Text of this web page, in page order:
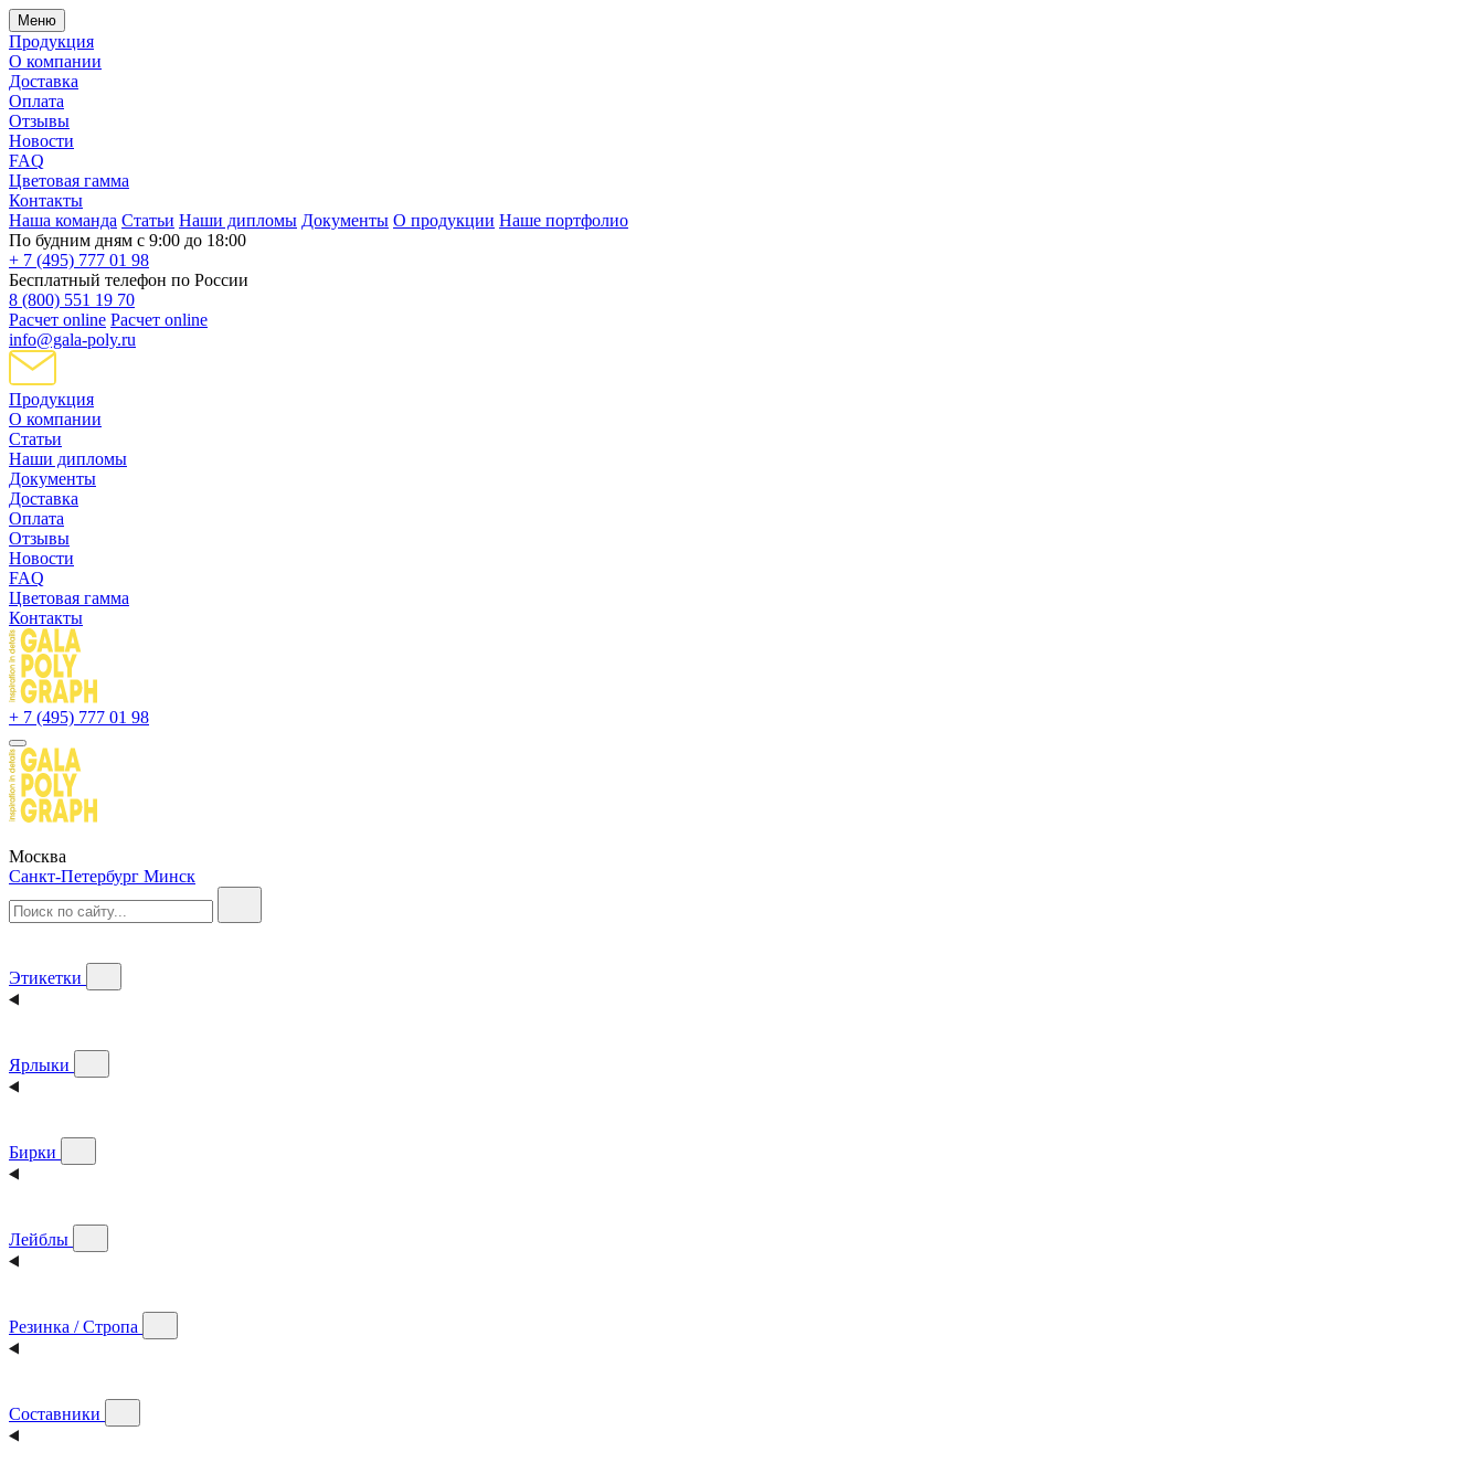
Меню
Продукция
О компании
Доставка
Оплата
Отзывы
Новости
FAQ
Цветовая гамма
Контакты
Наша команда Статьи Наши дипломы Документы О продукции Наше портфолио
По будним дням с 9:00 до 18:00
+ 7 (495) 777 01 98
Бесплатный телефон по России
8 (800) 551 19 70
Расчет online Расчет online
info@gala-poly.ru
Продукция
О компании
Статьи
Наши дипломы
Документы
Доставка
Оплата
Отзывы
Новости
FAQ
Цветовая гамма
Контакты
+ 7 (495) 777 01 98
Москва
Санкт-Петербург Минск
Этикетки
Ярлыки
Бирки
Лейблы
Резинка / Стропа
Составники